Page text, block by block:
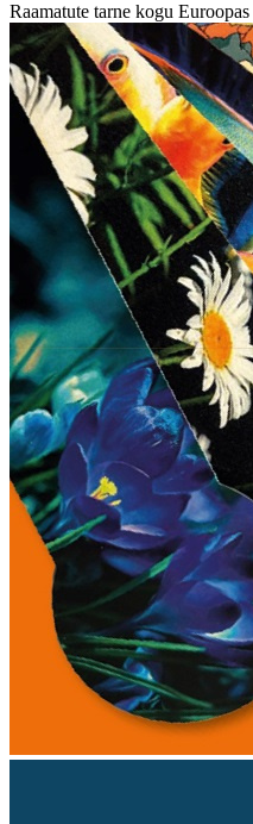
Raamatute tarne kogu Euroopas